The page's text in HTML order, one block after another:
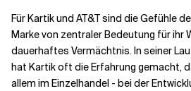
Für Kartik und AT&T sind die Gefühle
Marke von zentraler Bedeutung für ihr
dauerhaftes Vermächtnis. In seiner
hat Kartik oft die Erfahrung gemacht,
allem im Einzelhandel - bei der